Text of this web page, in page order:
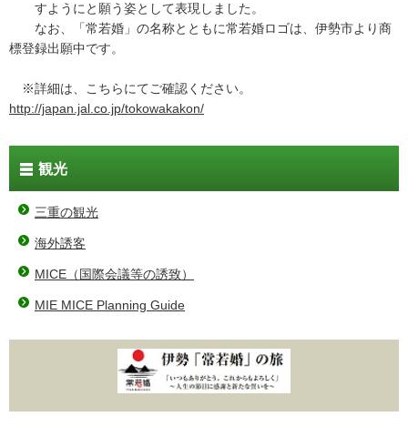
すようにと願う姿として表現しました。
なお、「常若婚」の名称とともに常若婚ロゴは、伊勢市より商
標登録出願中です。
※詳細は、こちらにてご確認ください。
http://japan.jal.co.jp/tokowakakon/
観光
三重の観光
海外誘客
MICE（国際会議等の誘致）
MIE MICE Planning Guide